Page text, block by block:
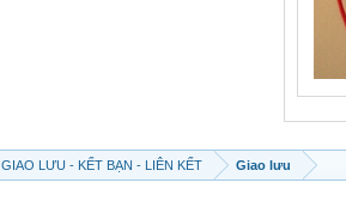
GIAO LƯU - KẾT BẠN - LIÊN KẾT Giao lưu